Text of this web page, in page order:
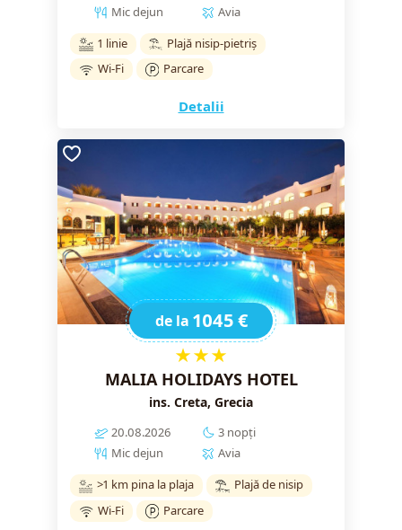
Mic dejun
Avia
1 linie
Plajă nisip-pietriș
Wi-Fi
Parcare
Detalii
de la 1045 €
★★★
MALIA HOLIDAYS HOTEL
ins. Creta, Grecia
20.08.2026
3 nopți
Mic dejun
Avia
>1 km pina la plaja
Plajă de nisip
Wi-Fi
Parcare